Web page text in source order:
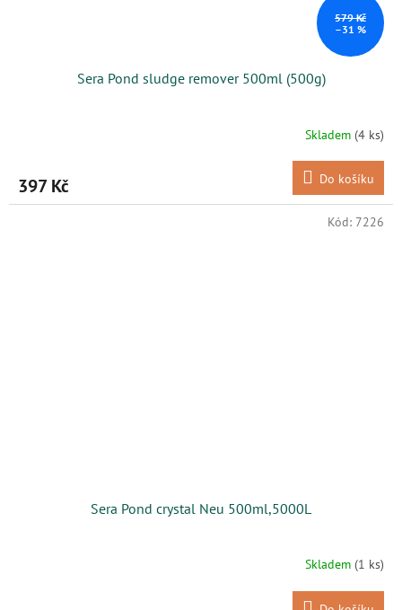
579 Kč
–31 %
Sera Pond sludge remover 500ml (500g)
Skladem (4 ks)
397 Kč Do košíku
Sera Pond crystal Neu 500ml,5000L
Skladem (1 ks)
Kód: 7226